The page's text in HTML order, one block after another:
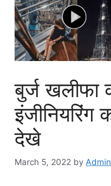
बुर्ज खलीफा
इंजीनियरिंग
देखे
March 5, 2022 by Admin